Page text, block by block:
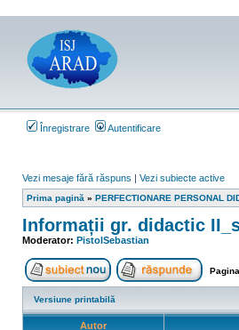
Înregistrare Autentificare
Vezi mesaje fără răspuns | Vezi subiecte active
Prima pagină » PERFECTIONARE PERSONAL
Informații gr. didactic
Moderator: PistolSebastian
Scrie un subiect nou
Pagina
Versiune printabilă
Autor